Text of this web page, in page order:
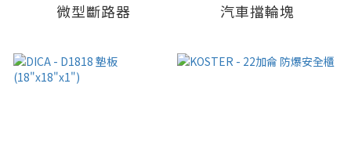
微型斷路器
汽車擋輪塊